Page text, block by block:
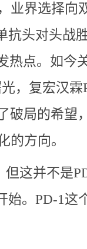
业界选择向
抗头对头战
热点。如今
，复宏汉霖
破局的希望
的方向。
这并不是
始。PD-1这